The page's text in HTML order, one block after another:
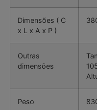
Dimensões ( C
x L x A x P )
Outras
dimensões
Peso